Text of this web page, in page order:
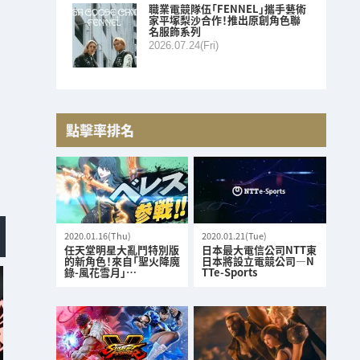
職業電競隊伍「FENNEL」攜手藝術
家平塚梨沙合作！推出原創角色聯
名服飾系列
2026.07.24(Fri)
點擊率排名
2020.01.16(Thu)
任天堂明星大亂鬥特別版
的新角色！來自「聖火降魔
錄-風花雪月」…
2020.01.21(Tue)
日本最大電信公司NTT東
日本將設立電競公司—N
TTe-Sports